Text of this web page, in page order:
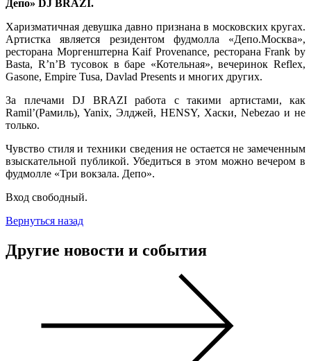
Депо» DJ BRAZI.
Харизматичная девушка давно признана в московских кругах.
Артистка является резидентом фудмолла «Депо.Москва»,
ресторана Моргенштерна Kaif Provenance, ресторана Frank by
Basta, R’n’B тусовок в баре «Котельная», вечеринок Reflex,
Gasone, Empire Tusa, Davlad Presents и многих других.
За плечами DJ BRAZI работа с такими артистами, как
Ramil’(Рамиль), Yanix, Элджей, HENSY, Хаски, Nebezao и не
только.
Чувство стиля и техники сведения не остается не замеченным
взыскательной публикой. Убедиться в этом можно вечером в
фудмолле «Три вокзала. Депо».
Вход свободный.
Вернуться назад
Другие новости и события